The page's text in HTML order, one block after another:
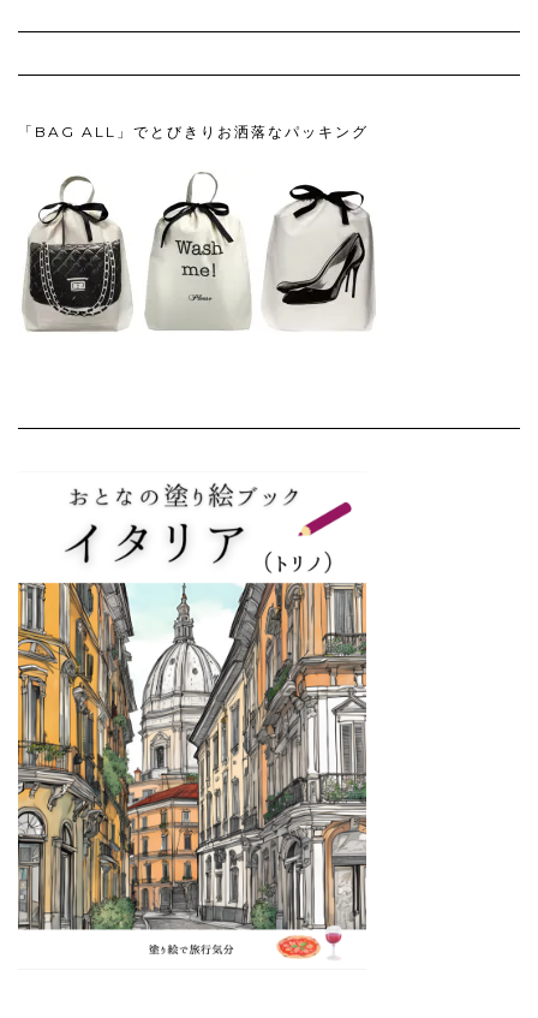
「BAG ALL」でとびきりお洒落なパッキング